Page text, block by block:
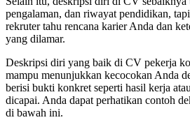
pengalaman, dan riwayat pendidikan,
rekruter tahu rencana karier Anda dan
yang dilamar.
Deskripsi diri yang baik di CV pekerja
mampu menunjukkan kecocokan Anda
berisi bukti konkret seperti hasil kerja
dicapai. Anda dapat perhatikan contoh
di bawah ini.